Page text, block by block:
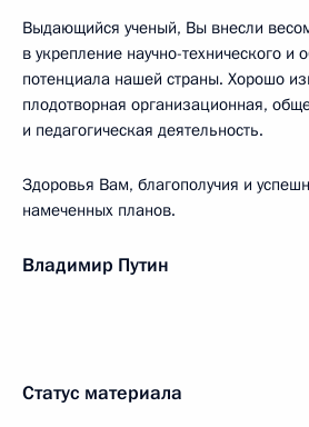
Выдающийся ученый, Вы внесли
в укрепление научно-технического и
потенциала нашей страны. Хорошо
плодотворная организационная,
и педагогическая деятельность.
Здоровья Вам, благополучия и
намеченных планов.
Владимир Путин
Статус материала